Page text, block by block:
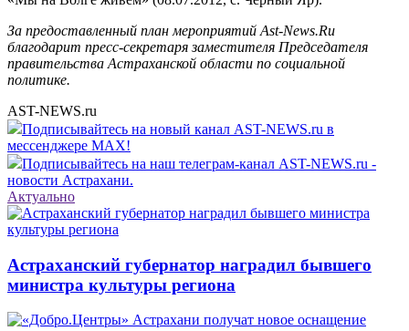
За предоставленный план мероприятий Ast-News.Ru
благодарит пресс-секретаря заместителя Председателя
правительства Астраханской области по социальной
политике.
AST-NEWS.ru
Подписывайтесь на новый канал AST-NEWS.ru в
мессенджере MAX!
Подписывайтесь на наш телеграм-канал AST-NEWS.ru -
новости Астрахани.
Актуально
Астраханский губернатор наградил бывшего
министра культуры региона